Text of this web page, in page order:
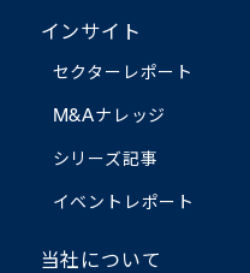
インサイト
セクターレポート
M&Aナレッジ
シリーズ記事
イベントレポート
当社について